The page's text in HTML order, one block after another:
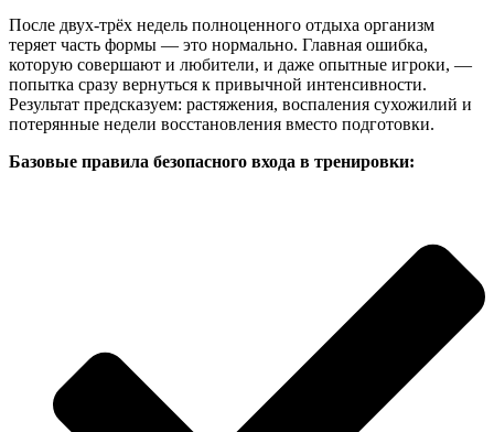
После двух-трёх недель полноценного отдыха организм
теряет часть формы — это нормально. Главная ошибка,
которую совершают и любители, и даже опытные игроки, —
попытка сразу вернуться к привычной интенсивности.
Результат предсказуем: растяжения, воспаления сухожилий и
потерянные недели восстановления вместо подготовки.
Базовые правила безопасного входа в тренировки: